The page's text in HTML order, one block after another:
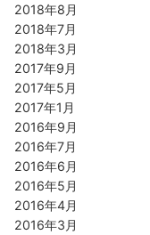
2018年8月
2018年7月
2018年3月
2017年9月
2017年5月
2017年1月
2016年9月
2016年7月
2016年6月
2016年5月
2016年4月
2016年3月